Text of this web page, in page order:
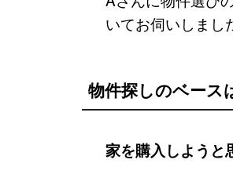
いてお伺いしまし
物件探しのベース
家を購入しようと